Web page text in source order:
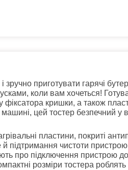
приготувати гарячі
коли вам хочеться!
кришки, а також
цей тостер безпечний у
пластини, покриті
підтримання чистоти
про підключення пристрою
розміри тостера